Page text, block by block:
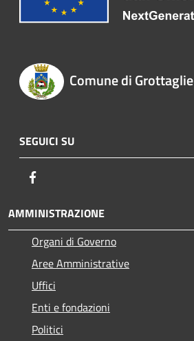
Comune di Grottaglie
SEGUICI SU
AMMINISTRAZIONE
Organi di Governo
Aree Amministrative
Uffici
Enti e fondazioni
Politici